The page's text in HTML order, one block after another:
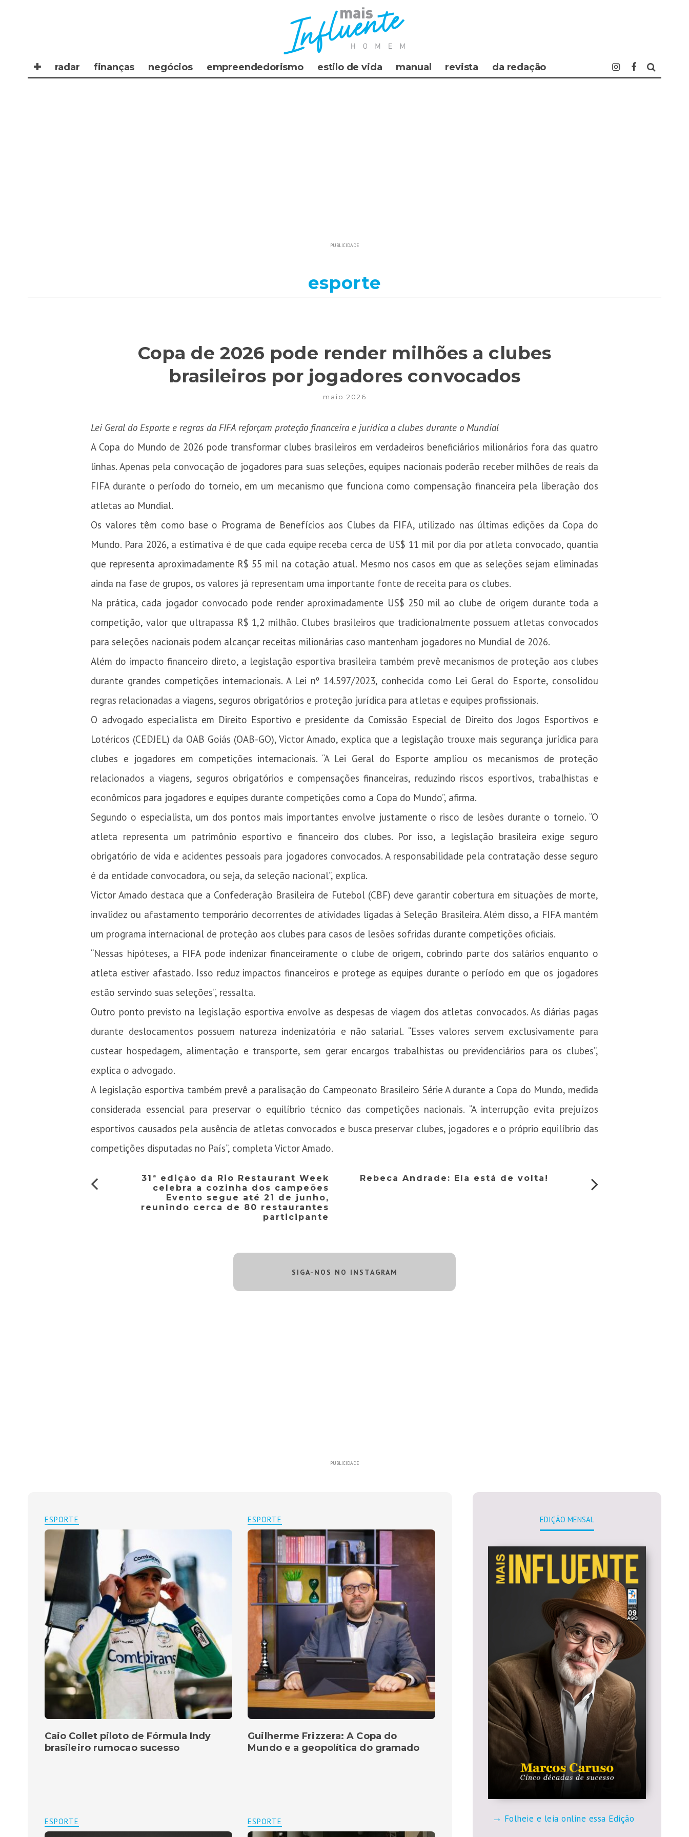
✚ radar finanças negócios empreendedorismo estilo de vida manual revista da redação
PUBLICIDADE
esporte
Copa de 2026 pode render milhões a clubes
brasileiros por jogadores convocados
maio 2026
Lei Geral do Esporte e regras da FIFA reforçam proteção financeira e jurídica a clubes durante o Mundial
A Copa do Mundo de 2026 pode transformar clubes brasileiros em verdadeiros beneficiários milionários fora das quatro
linhas. Apenas pela convocação de jogadores para suas seleções, equipes nacionais poderão receber milhões de reais da
FIFA durante o período do torneio, em um mecanismo que funciona como compensação financeira pela liberação dos
atletas ao Mundial.
Os valores têm como base o Programa de Benefícios aos Clubes da FIFA, utilizado nas últimas edições da Copa do
Mundo. Para 2026, a estimativa é de que cada equipe receba cerca de US$ 11 mil por dia por atleta convocado, quantia
que representa aproximadamente R$ 55 mil na cotação atual. Mesmo nos casos em que as seleções sejam eliminadas
ainda na fase de grupos, os valores já representam uma importante fonte de receita para os clubes.
Na prática, cada jogador convocado pode render aproximadamente US$ 250 mil ao clube de origem durante toda a
competição, valor que ultrapassa R$ 1,2 milhão. Clubes brasileiros que tradicionalmente possuem atletas convocados
para seleções nacionais podem alcançar receitas milionárias caso mantenham jogadores no Mundial de 2026.
Além do impacto financeiro direto, a legislação esportiva brasileira também prevê mecanismos de proteção aos clubes
durante grandes competições internacionais. A Lei nº 14.597/2023, conhecida como Lei Geral do Esporte, consolidou
regras relacionadas a viagens, seguros obrigatórios e proteção jurídica para atletas e equipes profissionais.
O advogado especialista em Direito Esportivo e presidente da Comissão Especial de Direito dos Jogos Esportivos e
Lotéricos (CEDJEL) da OAB Goiás (OAB-GO), Victor Amado, explica que a legislação trouxe mais segurança jurídica para
clubes e jogadores em competições internacionais. “A Lei Geral do Esporte ampliou os mecanismos de proteção
relacionados a viagens, seguros obrigatórios e compensações financeiras, reduzindo riscos esportivos, trabalhistas e
econômicos para jogadores e equipes durante competições como a Copa do Mundo”, afirma.
Segundo o especialista, um dos pontos mais importantes envolve justamente o risco de lesões durante o torneio. “O
atleta representa um patrimônio esportivo e financeiro dos clubes. Por isso, a legislação brasileira exige seguro
obrigatório de vida e acidentes pessoais para jogadores convocados. A responsabilidade pela contratação desse seguro
é da entidade convocadora, ou seja, da seleção nacional”, explica.
Victor Amado destaca que a Confederação Brasileira de Futebol (CBF) deve garantir cobertura em situações de morte,
invalidez ou afastamento temporário decorrentes de atividades ligadas à Seleção Brasileira. Além disso, a FIFA mantém
um programa internacional de proteção aos clubes para casos de lesões sofridas durante competições oficiais.
“Nessas hipóteses, a FIFA pode indenizar financeiramente o clube de origem, cobrindo parte dos salários enquanto o
atleta estiver afastado. Isso reduz impactos financeiros e protege as equipes durante o período em que os jogadores
estão servindo suas seleções”, ressalta.
Outro ponto previsto na legislação esportiva envolve as despesas de viagem dos atletas convocados. As diárias pagas
durante deslocamentos possuem natureza indenizatória e não salarial. “Esses valores servem exclusivamente para
custear hospedagem, alimentação e transporte, sem gerar encargos trabalhistas ou previdenciários para os clubes”,
explica o advogado.
A legislação esportiva também prevê a paralisação do Campeonato Brasileiro Série A durante a Copa do Mundo, medida
considerada essencial para preservar o equilíbrio técnico das competições nacionais. “A interrupção evita prejuízos
esportivos causados pela ausência de atletas convocados e busca preservar clubes, jogadores e o próprio equilíbrio das
competições disputadas no País”, completa Victor Amado.
31ª edição da Rio Restaurant Week
celebra a cozinha dos campeões
Evento segue até 21 de junho,
reunindo cerca de 80 restaurantes
participante
Rebeca Andrade: Ela está de volta!
SIGA-NOS NO INSTAGRAM
PUBLICIDADE
ESPORTE
Guilherme Frizzera: A Copa do
Mundo e a geopolítica do gramado
ESPORTE
Caio Collet piloto de Fórmula Indy
brasileiro rumocao sucesso
ESPORTE
ESPORTE
EDIÇÃO MENSAL
Folheie e leia online essa Edição